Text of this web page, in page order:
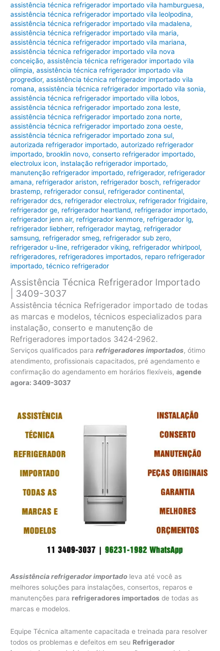
assistência técnica refrigerador importado vila hamburguesa,
assistência técnica refrigerador importado vila leolpodina,
assistência técnica refrigerador importado vila madalena,
assistência técnica refrigerador importado vila maria,
assistência técnica refrigerador importado vila mariana,
assistência técnica refrigerador importado vila nova
conceição,assistência técnica refrigerador importado vila
olímpia,assistência técnica refrigerador importado vila
progredior,assistência técnica refrigerador importado vila
romana,assistência técnica refrigerador importado vila sonia,
assistência técnica refrigerador importado villa lobos,
assistência técnica refrigerador importado zona leste,
assistência técnica refrigerador importado zona norte,
assistência técnica refrigerador importado zona oeste,
assistência técnica refrigerador importado zona sul,
autorizada refrigerador importado,autorizado refrigerador
importado, brooklin novo,conserto refrigerador importado,
electrolux icon, instalação refrigerador importado,
manutenção refrigerador importado, refrigerador, refrigerador
amana, refrigerador ariston, refrigerador bosch, refrigerador
brastemp, refrigerador consul, refrigerador continental,
refrigerador dcs, refrigerador electrolux, refrigerador frigidaire,
refrigerador ge, refrigerador heartland, refrigerador importado,
refrigerador jenn air, refrigerador kenmore, refrigerador lg,
refrigerador liebherr, refrigerador maytag, refrigerador
samsung, refrigerador smeg, refrigerador sub zero,
refrigerador u-line, refrigerador viking, refrigerador whirlpool,
refrigeradores, refrigeradores importados, reparo refrigerador
importado,técnico refrigerador
Assistência Técnica Refrigerador Importado
| 3409-3037
Assistência técnica Refrigerador importado de todas
as marcas e modelos, técnicos especializados para
instalação, conserto e manutenção de
Refrigeradores importados 3424-2962.
Serviços qualificados pararefrigeradores importados, ótimo
atendimento, profissionais capacitados, pré agendamento e
confirmação do agendamento em horários flexíveis,agende
agora: 3409-3037
Assistência refrigerador importado leva até você as
melhores soluções para instalações, consertos, reparos e
manutenções para refrigeradores importados de todas as
marcas e modelos.
Equipe Técnica altamente capacitada e treinada para resolver
todos os problemas e defeitos em seu Refrigerador